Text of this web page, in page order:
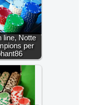
line, Notte
per